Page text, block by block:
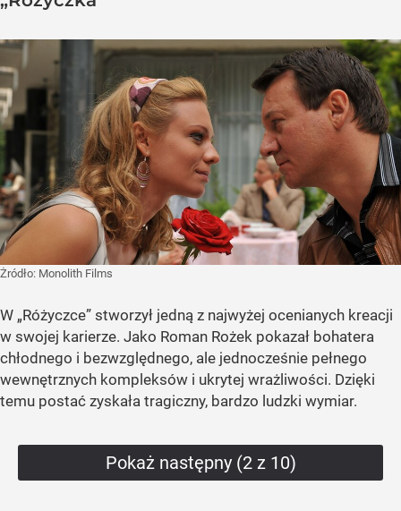
Żródło: Monolith Films
W „Różyczce” stworzył jedną z najwyżej ocenianych kreacji
w swojej karierze. Jako Roman Rożek pokazał bohatera
chłodnego i bezwzględnego, ale jednocześnie pełnego
wewnętrznych kompleksów i ukrytej wrażliwości. Dzięki
temu postać zyskała tragiczny, bardzo ludzki wymiar.
Pokaż następny (2 z 10)